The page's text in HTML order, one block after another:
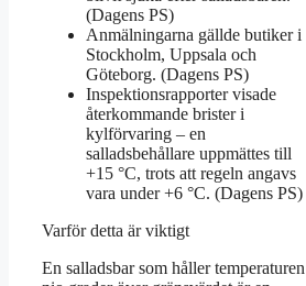
(Dagens PS)
Anmälningarna gällde butiker i
Stockholm, Uppsala och
Göteborg. (Dagens PS)
Inspektionsrapporter visade
återkommande brister i
kylförvaring – en
salladsbehållare uppmättes till
+15 °C, trots att regeln angavs
vara under +6 °C. (Dagens PS)
Varför detta är viktigt
En salladsbar som håller temperaturen